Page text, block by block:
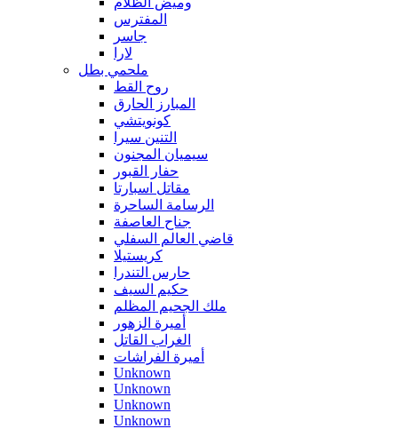
المفترس
جاسر
لارا
ملحمي بطل
روح القط
المبارز الحارق
كونويتشي
التنين سيرا
سيميان المجنون
حفار القبور
مقاتل اسبارتا
الرسامة الساحرة
جناح العاصفة
قاضي العالم السفلي
كريستيلا
حارس التندرا
حكيم السيف
ملك الجحيم المظلم
أميرة الزهور
الغراب القاتل
أميرة الفراشات
Unknown
Unknown
Unknown
Unknown